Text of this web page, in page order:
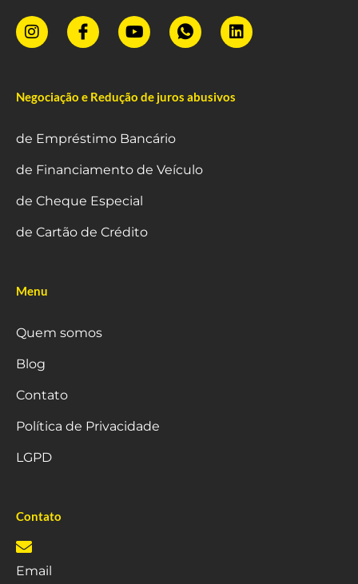
Negociação e Redução de juros abusivos
de Empréstimo Bancário
de Financiamento de Veículo
de Cheque Especial
de Cartão de Crédito
Menu
Quem somos
Blog
Contato
Política de Privacidade
LGPD
Contato
Email